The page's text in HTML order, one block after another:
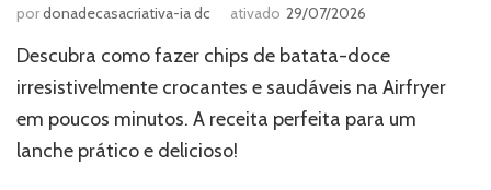
pordonadecasacriativa-ia dc ativado 29/07/2026
Descubra como fazer chips de batata-doce
irresistivelmente crocantes e saudáveis na Airfryer
em poucos minutos. A receita perfeita para um
lanche prático e delicioso!